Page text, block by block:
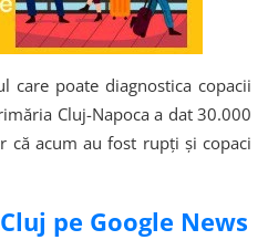
care poate diagnostica copacii
Cluj-Napoca a dat 30.000
că acum au fost rupți și copaci
pe Google News